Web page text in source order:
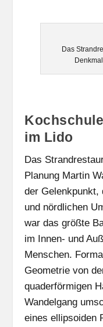
Das
im Lido
Das
Planung Martin
der Gelenkpunkt,
und nördlichen
war das größte
im Innen- und
Menschen.
Geometrie von
quaderförmigen
Wandelgang
eines ellipsoiden